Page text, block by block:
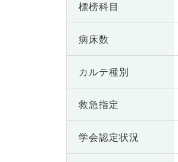
標榜科目
病床数
カルテ種別
救急指定
学会認定状況